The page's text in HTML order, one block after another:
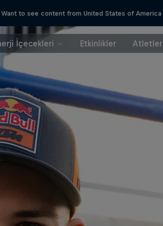
Want to see content from United States of America
İçecekleri Etkinlikler Atletler